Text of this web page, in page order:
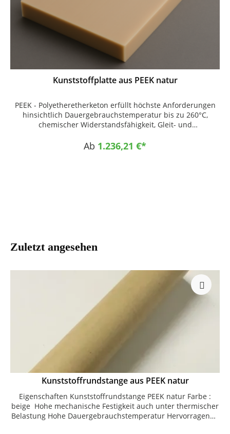
Kunststoffplatte aus PEEK natur
PEEK - Polyetheretherketon erfüllt höchste Anforderungen
hinsichtlich Dauergebrauchstemperatur bis zu 260°C,
chemischer Widerstandsfähigkeit, Gleit- und
Brandverhalten. Auch bei hoher thermischer Belastung
besitzt dieser Werkstoff sehr gute Gleiteigenschaften und
Belastungen Elektroisolatoren Transport Dichtungen
Medizintechnik Luft- und Raumfahrt chemische
Ab 1.236,21 €*
Zuletzt angesehen
Kunststoffrundstange aus PEEK natur
Eigenschaften Kunststoffrundstange PEEK natur Farbe :
beige Hohe mechanische Festigkeit auch unter thermischer
Belastung Hohe Dauergebrauchstemperatur Hervorragende